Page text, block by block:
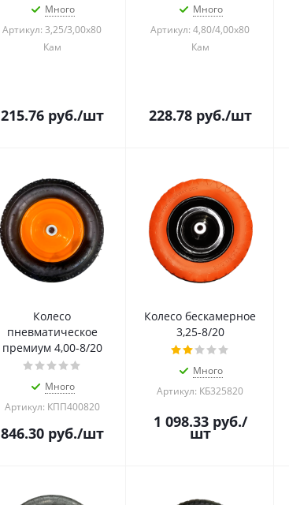
Много
Артикул: 3,25/3,00х80
Кам
215.76руб./шт
Много
Артикул: 4,80/4,00х80
Кам
228.78руб./шт
Колесо
пневматическое
премиум 4,00-8/20
Много
Артикул: КПП400820
846.30руб./шт
Колесо бескамерное
3,25-8/20
Много
Артикул: КБ325820
1 098.33руб./
шт